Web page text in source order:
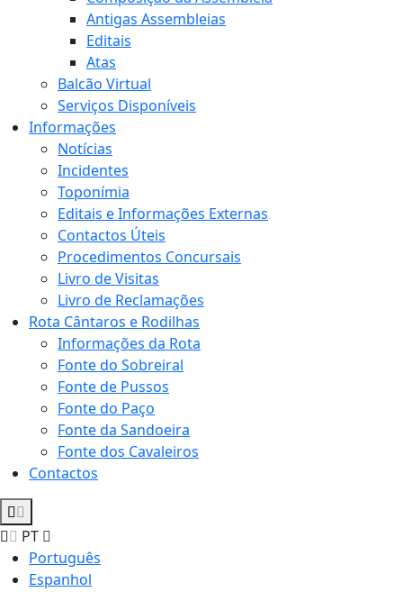
Antigas Assembleias
Editais
Atas
Balcão Virtual
Serviços Disponíveis
Informações
Notícias
Incidentes
Toponímia
Editais e Informações Externas
Contactos Úteis
Procedimentos Concursais
Livro de Visitas
Livro de Reclamações
Rota Cântaros e Rodilhas
Informações da Rota
Fonte do Sobreiral
Fonte de Pussos
Fonte do Paço
Fonte da Sandoeira
Fonte dos Cavaleiros
Contactos
PT
Português
Espanhol